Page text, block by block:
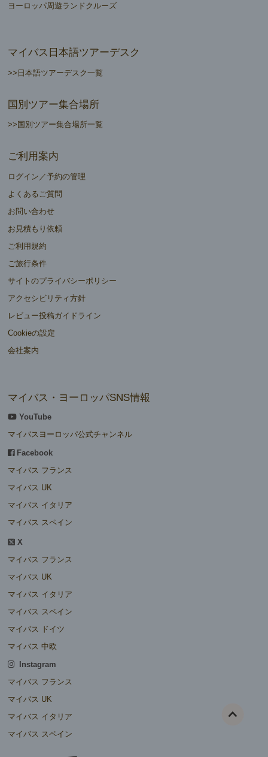
ヨーロッパ周遊ランドクルーズ
マイバス日本語ツアーデスク
>>日本語ツアーデスク一覧
国別ツアー集合場所
>>国別ツアー集合場所一覧
ご利用案内
ログイン／予約の管理
よくあるご質問
お問い合わせ
お見積もり依頼
ご利用規約
ご旅行条件
サイトのプライバシーポリシー
アクセシビリティ方針
レビュー投稿ガイドライン
Cookieの設定
会社案内
マイバス・ヨーロッパSNS情報
YouTube
マイバスヨーロッパ公式チャンネル
Facebook
マイバス フランス
マイバス UK
マイバス イタリア
マイバス スペイン
X
マイバス フランス
マイバス UK
マイバス イタリア
マイバス スペイン
マイバス ドイツ
マイバス 中欧
Instagram
マイバス フランス
マイバス UK
マイバス イタリア
マイバス スペイン